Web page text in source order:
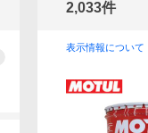
2,033件
表示情報について